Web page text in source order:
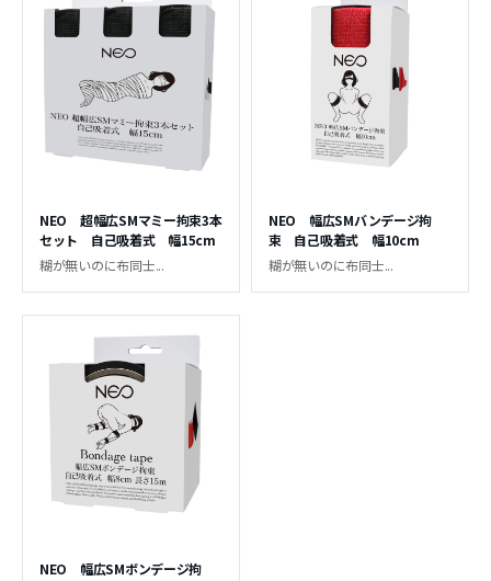
NEO 超幅広SMマミー拘束3本
セット 自己吸着式 幅15cm
糊が無いのに布同士...
NEO 幅広SMバンデージ拘
束 自己吸着式 幅10cm
糊が無いのに布同士...
NEO 幅広SMボンデージ拘